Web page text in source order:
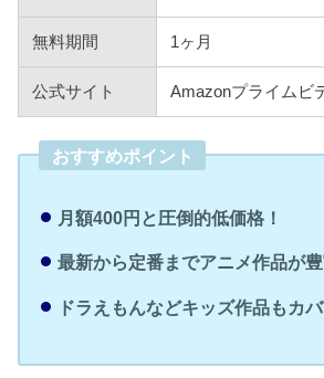
無料期間 1ヶ月
公式サイト Amazonプライムビ
おすすめポイント
月額400円と圧倒的低価格！
最新から定番までアニメ作品が豊
ドラえもんなどキッズ作品もカバ